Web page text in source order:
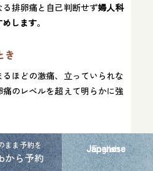
排卵痛と自己判断せず婦人科
します。
き
ほどの激痛、立っていられな
のレベルを超えて明らかに強
2～3日で治まります。3日以上
まま予約を
から予約
English
Japanese